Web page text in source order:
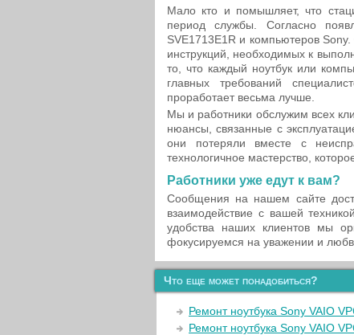
Мало кто и помышляет, что
период службы. Согласно
SVE1713E1R и компьютеров
инструкций, необходимых к
то, что каждый ноутбук или
главных требований
проработает весьма лучше.
Мы и работники обслужим всех
нюансы, связанные с
они потеряли вместе с
технологичное мастерство,
Работники уже едут к вам?
Сообщения на нашем сайте
взаимодействие с вашей
удобства наших клиентов мы
фокусируемся на уважении и
Что еще может понадобиться?
Ремонт ноутбука Sony VAIO
Ремонт ноутбука Sony VAIO